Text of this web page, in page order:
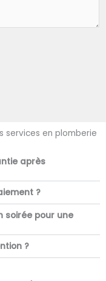
services en plomberie
après
?
soirée pour une
?